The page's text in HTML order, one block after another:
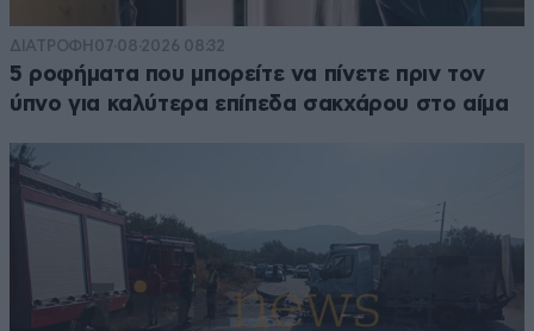
ΔΙΑΤΡΟΦΗ 07·08·2026 08:32
5 ροφήματα που μπορείτε να πίνετε πριν τον
ύπνο για καλύτερα επίπεδα σακχάρου στο αίμα